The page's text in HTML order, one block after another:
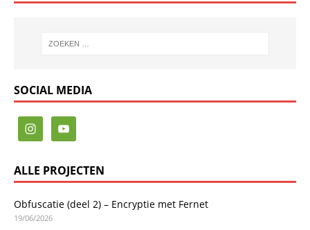
SOCIAL MEDIA
ALLE PROJECTEN
Obfuscatie (deel 2) – Encryptie met Fernet
19/06/2026